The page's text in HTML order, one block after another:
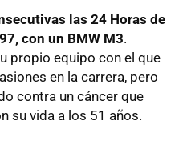
las 24 Horas de
con un BMW M3.
propio equipo con el que
en la carrera, pero
contra un cáncer que
su vida a los 51 años.